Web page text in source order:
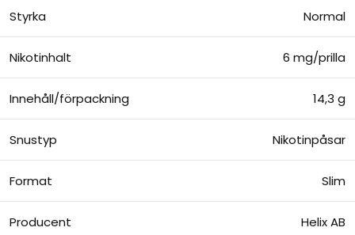
Styrka Normal
Nikotinhalt 6 mg/prilla
Innehåll/förpackning 14,3 g
Snustyp Nikotinpåsar
Format Slim
Producent Helix AB